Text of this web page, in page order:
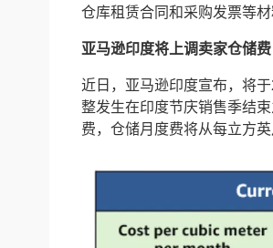
仓库租赁合同和采购发票等
亚马逊印度将上调卖家仓储
近日，亚马逊印度宣布，将
整发生在印度节庆销售季结
费，仓储月度费将从每立方英